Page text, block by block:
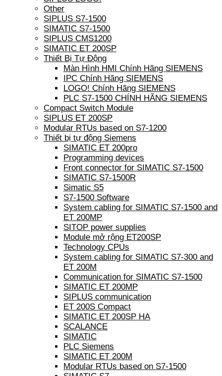
Other
SIPLUS S7-1500
SIMATIC S7-1500
SIPLUS CMS1200
SIMATIC ET 200SP
Thiết Bị Tự Động
Màn Hình HMI Chính Hãng SIEMENS
IPC Chính Hãng SIEMENS
LOGO! Chính Hãng SIEMENS
PLC S7-1500 CHÍNH HÃNG SIEMENS
Compact Switch Module
SIPLUS ET 200SP
Modular RTUs based on S7-1200
Thiết bị tự động Siemens
SIMATIC ET 200pro
Programming devices
Front connector for SIMATIC S7-1500
SIMATIC S7-1500R
Simatic S5
S7-1500 Software
System cabling for SIMATIC S7-1500 and
ET 200MP
SITOP power supplies
Module mở rộng ET200SP
Technology CPUs
System cabling for SIMATIC S7-300 and
ET 200M
Communication for SIMATIC S7-1500
SIMATIC ET 200MP
SIPLUS communication
ET 200S Compact
SIMATIC ET 200SP HA
SCALANCE
SIMATIC
PLC Siemens
SIMATIC ET 200M
Modular RTUs based on S7-1500